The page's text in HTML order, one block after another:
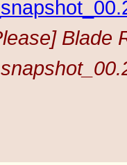
Blade